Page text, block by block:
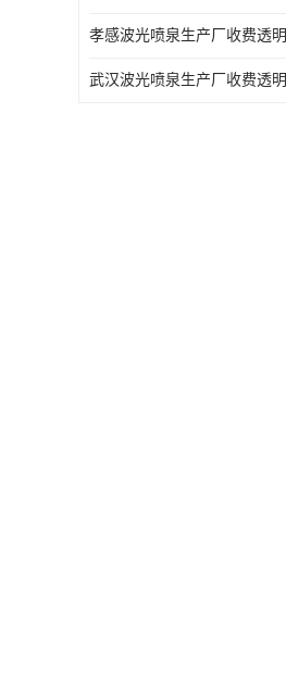
孝感波光喷泉生产厂收费透明
武汉波光喷泉生产厂收费透明